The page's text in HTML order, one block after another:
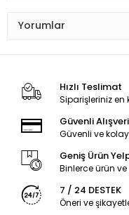
Yorumlar
Hızlı Teslimat
Siparişleriniz en
Güvenli
Güvenli ve
Geniş Ürün
Binlerce ürün
7 / 24 DESTEK
Öneri ve